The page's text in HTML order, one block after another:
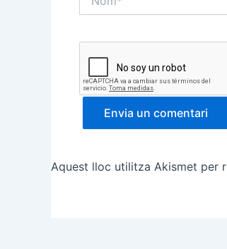
Aquest lloc utilitza Akismet per